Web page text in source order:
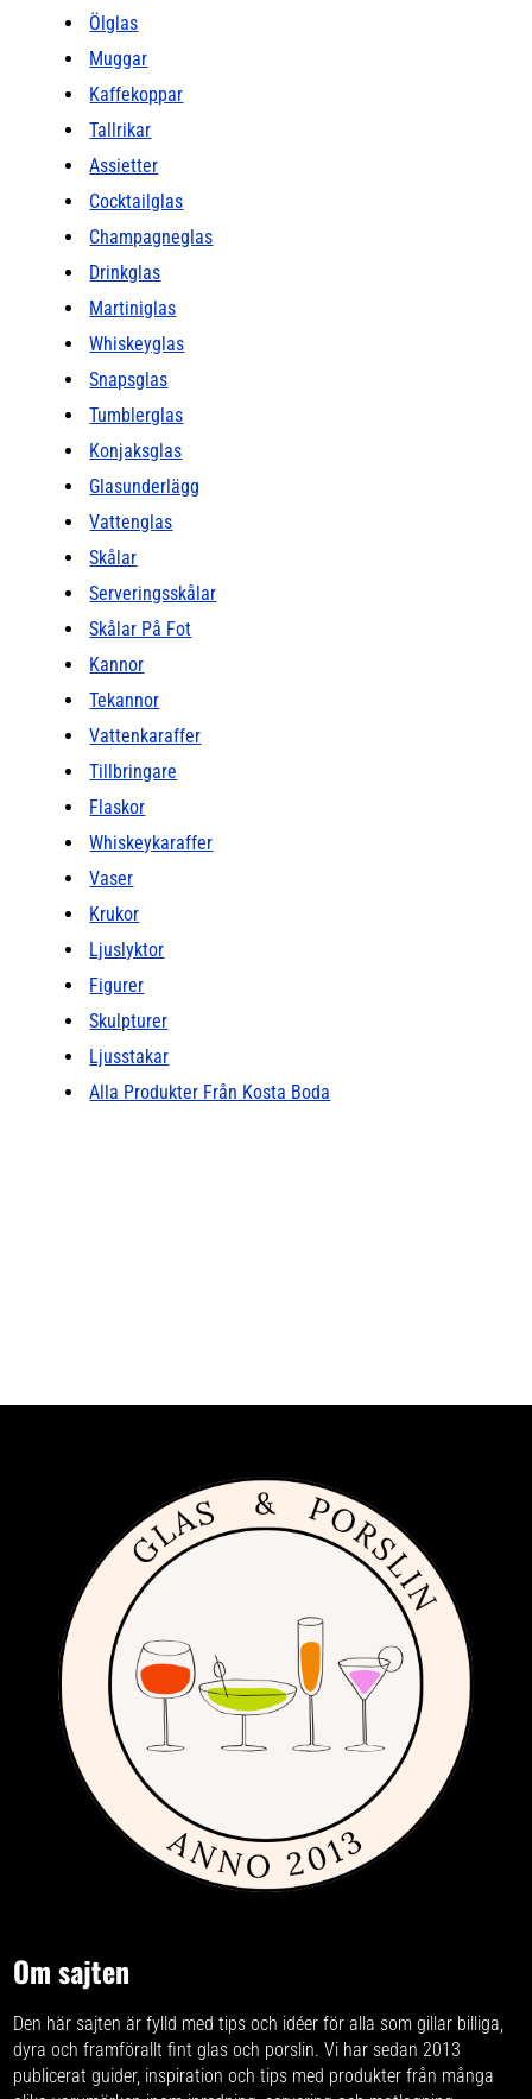
Ölglas
Muggar
Kaffekoppar
Tallrikar
Assietter
Cocktailglas
Champagneglas
Drinkglas
Martiniglas
Whiskeyglas
Snapsglas
Tumblerglas
Konjaksglas
Glasunderlägg
Vattenglas
Skålar
Serveringsskålar
Skålar På Fot
Kannor
Tekannor
Vattenkaraffer
Tillbringare
Flaskor
Whiskeykaraffer
Vaser
Krukor
Ljuslyktor
Figurer
Skulpturer
Ljusstakar
Alla Produkter Från Kosta Boda
Om sajten
Den här sajten är fylld med tips och idéer för alla som gillar billiga,
dyra och framförallt fint glas och porslin. Vi har sedan 2013
publicerat guider, inspiration och tips med produkter från många